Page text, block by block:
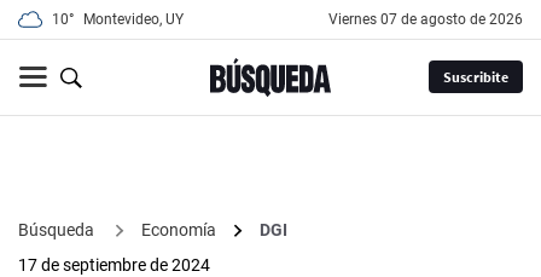
10° Montevideo, UY viernes 07 de agosto de 2026
Suscribite
Búsqueda Economía
DGI
17 de septiembre de 2024